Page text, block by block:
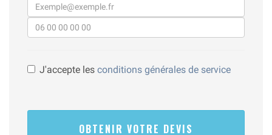
J'accepte les conditions générales de service